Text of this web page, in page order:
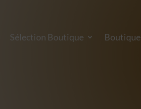
Sélection Boutique Boutique